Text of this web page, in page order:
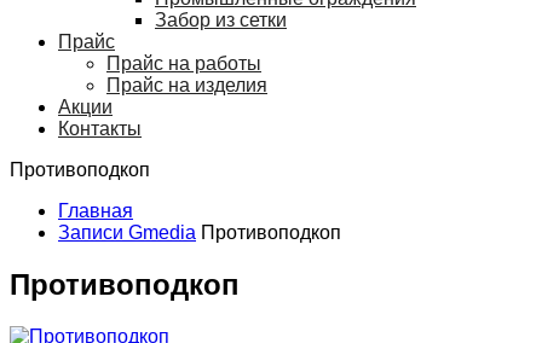
Забор из сетки
Прайс
Прайс на работы
Прайс на изделия
Акции
Контакты
Противоподкоп
Главная
Записи Gmedia Противоподкоп
Противоподкоп